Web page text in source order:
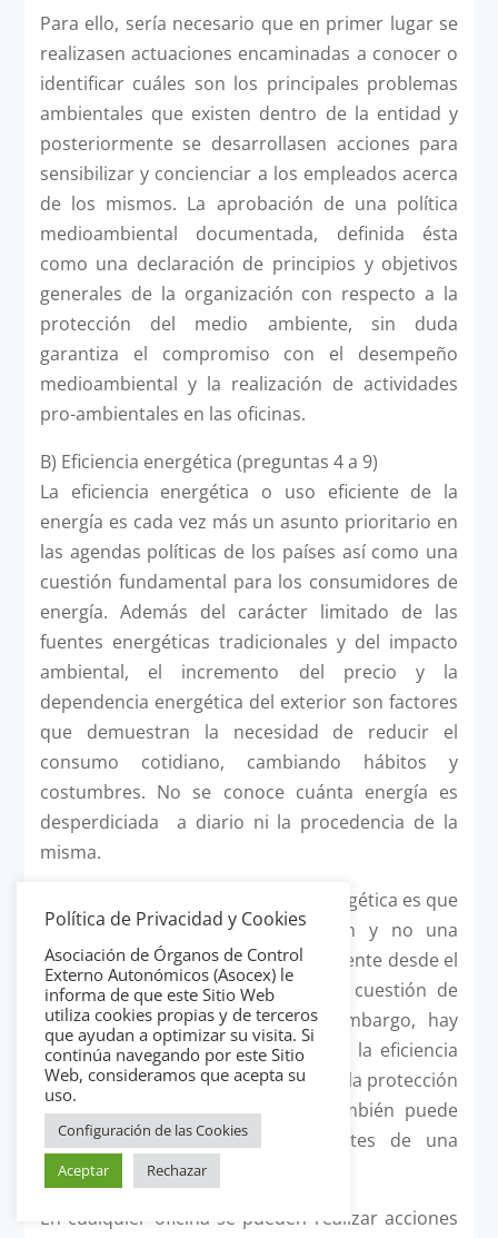
Para ello, sería necesario que en primer lugar se
realizasen actuaciones encaminadas a conocer o
identificar cuáles son los principales problemas
ambientales que existen dentro de la entidad y
posteriormente se desarrollasen acciones para
sensibilizar y concienciar a los empleados acerca
de los mismos. La aprobación de una política
medioambiental documentada, definida ésta
como una declaración de principios y objetivos
generales de la organización con respecto a la
protección del medio ambiente, sin duda
garantiza el compromiso con el desempeño
medioambiental y la realización de actividades
pro-ambientales en las oficinas.
B) Eficiencia energética (preguntas 4 a 9)
La eficiencia energética o uso eficiente de la
energía es cada vez más un asunto prioritario en
las agendas políticas de los países así como una
cuestión fundamental para los consumidores de
energía. Además del carácter limitado de las
fuentes energéticas tradicionales y del impacto
ambiental, el incremento del precio y la
dependencia energética del exterior son factores
que demuestran la necesidad de reducir el
consumo cotidiano, cambiando hábitos y
costumbres. No se conoce cuánta energía es
desperdiciada a diario ni la procedencia de la
misma.
El inconveniente de la eficiencia energética es que
todavía sigue siendo una elección y no una
obligación. En la actualidad, ser eficiente desde el
punto de vista energético es una cuestión de
conciencia medioambiental. Sin embargo, hay
que tener en cuenta que aumentar la eficiencia
energética, no solo sirve de ayuda a la protección
del medio ambiente, sino que también puede
reducir significativamente los costes de una
organización.
En cualquier oficina se pueden realizar acciones
Política de Privacidad y Cookies
Asociación de Órganos de Control
Externo Autonómicos (Asocex) le
informa de que este Sitio Web
utiliza cookies propias y de terceros
que ayudan a optimizar su visita. Si
continúa navegando por este Sitio
Web, consideramos que acepta su
uso.
Configuración de las Cookies
Aceptar
Rechazar